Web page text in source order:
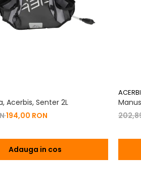
Acerbis, Senter 2L
194,00 RON
Adauga in cos